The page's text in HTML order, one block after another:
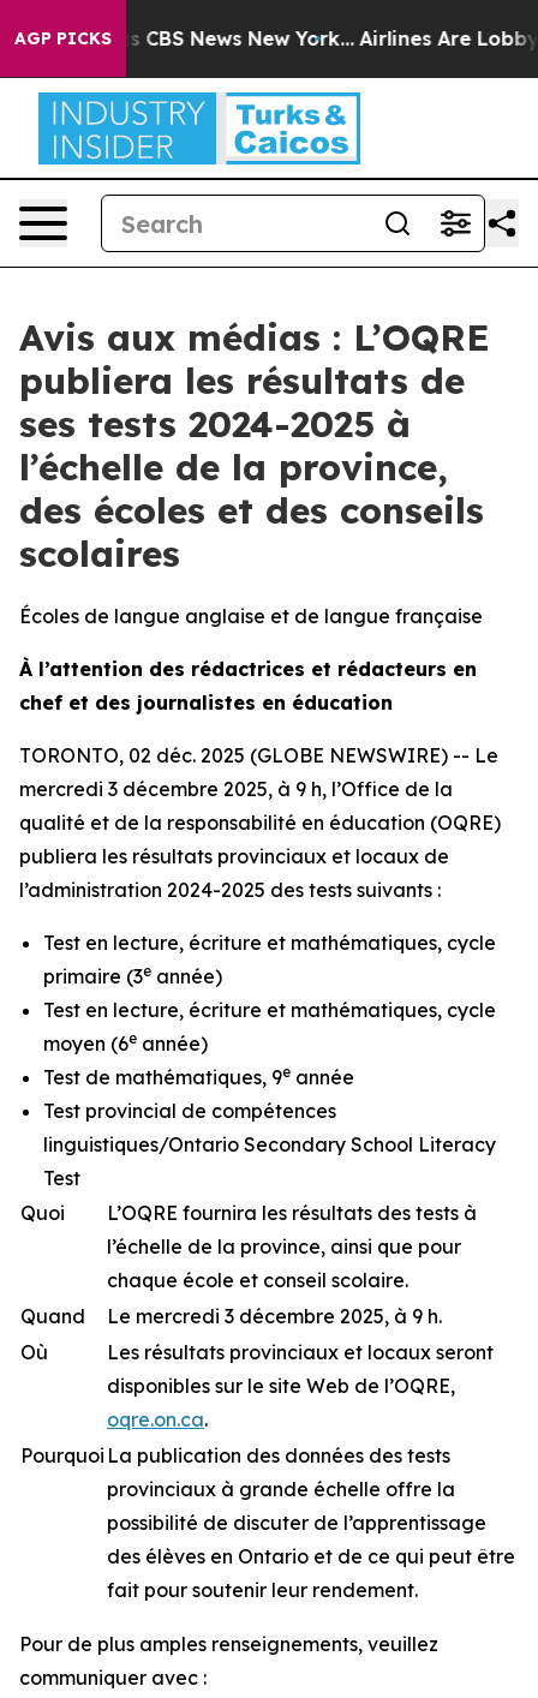
AGP PICKSwas CBS News New York... Airlines Are
Avis aux médias : L’OQRE
publiera les résultats de
ses tests 2024-2025 à
l’échelle de la province,
des écoles et des conseils
scolaires
Écoles de langue anglaise et de langue française
À l’attention des rédactrices et rédacteurs en
chef et des journalistes en éducation
TORONTO, 02 déc. 2025 (GLOBE NEWSWIRE) -- Le
mercredi 3 décembre 2025, à 9 h, l’Office de la
qualité et de la responsabilité en éducation (OQRE)
publiera les résultats provinciaux et locaux de
l’administration 2024-2025 des tests suivants :
Test en lecture, écriture et mathématiques, cycle
primaire (3e année)
Test en lecture, écriture et mathématiques, cycle
moyen (6e année)
Test de mathématiques, 9e année
Test provincial de compétences
linguistiques/Ontario Secondary School Literacy
Test
Quoi
L’OQRE fournira les résultats des tests à
l’échelle de la province, ainsi que pour
chaque école et conseil scolaire.
Quand
Le mercredi 3 décembre 2025, à 9 h.
Où
Les résultats provinciaux et locaux seront
disponibles sur le site Web de l’OQRE,
oqre.on.ca.
Pourquoi La publication des données des tests
provinciaux à grande échelle offre la
possibilité de discuter de l’apprentissage
des élèves en Ontario et de ce qui peut être
fait pour soutenir leur rendement.
Pour de plus amples renseignements, veuillez
communiquer avec :